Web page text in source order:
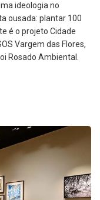
ideologia no
ousada: plantar 100
é o projeto Cidade
Vargem das Flores,
Rosado Ambiental.